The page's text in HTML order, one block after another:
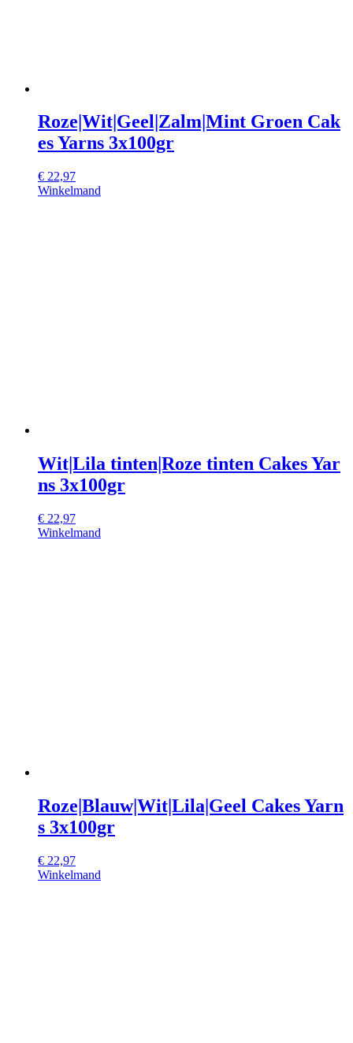
Roze|Wit|Geel|Zalm|Mint Groen Cak
es Yarns 3x100gr
€ 22,97
Winkelmand
Wit|Lila tinten|Roze tinten Cakes Yar
ns 3x100gr
€ 22,97
Winkelmand
Roze|Blauw|Wit|Lila|Geel Cakes Yarn
s 3x100gr
€ 22,97
Winkelmand